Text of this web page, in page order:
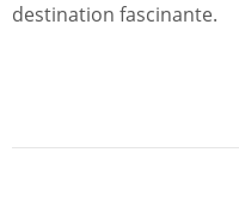
destination fascinante.